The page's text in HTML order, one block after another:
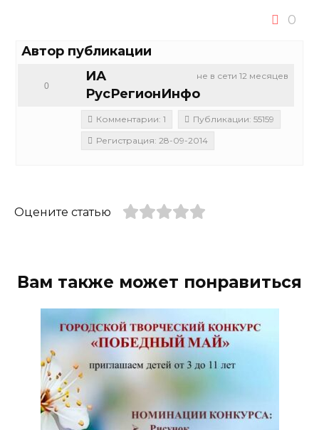
0
Автор публикации
не в сети 12 месяцев
ИА
РусРегионИнфо
0
Комментарии: 1
Публикации: 55159
Регистрация: 28-09-2014
Оцените статью
Вам также может понравиться